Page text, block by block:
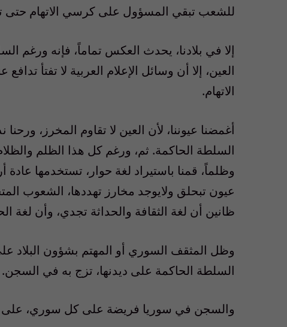
للشعب تبقي المسؤول على كرسي الاتهام حتى
إلا في بلادنا، يحدث العكس تماماً، فإنه ورغم
العين، إلا أن وسائل الإعلام العربية لا تفتأ
الاتهام.
أغمضنا عيوننا، لأن العين لا تقاوم المخرز،
السلطة الحاكمة. ثم، ورغم كل هذا الظلم
وظلماً، قمنا باستيراد لغة حوار، تستخدمها
عيون تبحلق ولايوجد مخارز تهددها، الشعوب
ظانين أن لغة الثقافة والحداثة تجدي، وأن لغة
وظل المثقف السوري أو المهتم بشؤون البلاد
السلطة الحاكمة على ديدنها، تزج به في السجن.
والسجن في سوريا فريضة على كل سوري، على